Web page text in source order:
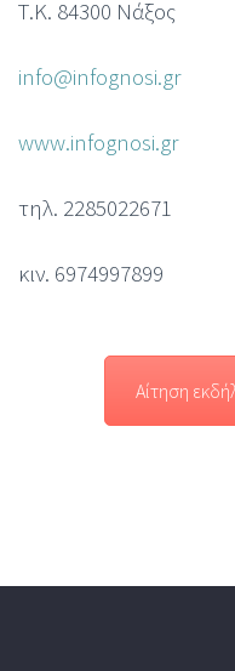
Τ.Κ. 84300 Νάξος
info@infognosi.gr
www.infognosi.gr
τηλ. 2285022671
κιν. 6974997899
Αίτηση